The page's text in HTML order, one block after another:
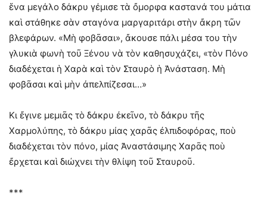
ἕνα μεγάλο δάκρυ γέμισε τὰ ὄμορφα καστανά του μάτια
καὶ στάθηκε σὰν σταγόνα μαργαριτάρι στὴν ἄκρη τῶν
βλεφάρων. «Μὴ φοβᾶσαι», ἄκουσε πάλι μέσα του τὴν
γλυκιὰ φωνὴ τοῦ Ξένου νὰ τὸν καθησυχάζει, «τὸν Πόνο
διαδέχεται ἡ Χαρὰ καὶ τὸν Σταυρὸ ἡ Ἀνάσταση. Μὴ
φοβᾶσαι καὶ μὴν ἀπελπίζεσαι…»
Κι ἔγινε μεμιᾶς τὸ δάκρυ ἐκεῖνο, τὸ δάκρυ τῆς
Χαρμολύπης, τὸ δάκρυ μίας χαρᾶς ἐλπιδοφόρας, ποὺ
διαδέχεται τὸν πόνο, μίας Ἀναστάσιμης Χαρᾶς ποὺ
ἔρχεται καὶ διώχνει τὴν θλίψη τοῦ Σταυροῦ.
***